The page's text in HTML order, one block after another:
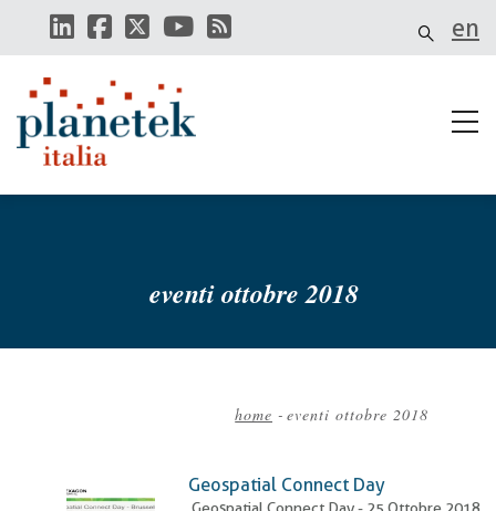
contenuto
en
eventi ottobre 2018
pane
home - eventi ottobre 2018
Geospatial Connect Day